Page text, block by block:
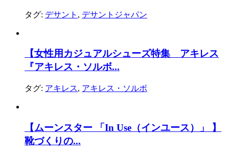
タグ: デサント , デサントジャパン
【女性用カジュアルシューズ特集 アキレス
『アキレス・ソルボ...
タグ: アキレス, アキレス・ソルボ
【ムーンスター 「In Use（インユース）」 】
靴づくりの...